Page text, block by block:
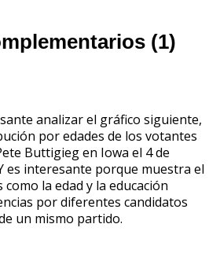
(1)
analizar el gráfico siguiente,
por edades de los votantes
Buttigieg en Iowa el 4 de
es interesante porque muestra el
la edad y la educación
por diferentes candidatos
un mismo partido.